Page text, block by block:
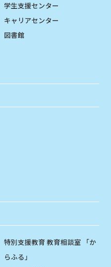
学生支援センター
キャリアセンター
図書館
特別支援教育 教育相談室 「か
らふる」